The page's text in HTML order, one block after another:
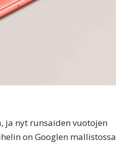
ja nyt runsaiden vuotojen
on Googlen mallistossa